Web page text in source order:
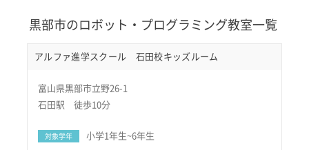
黒部市のロボット・プログラミング教室一覧
アルファ進学スクール 石田校キッズルーム
富山県黒部市立野26-1
石田駅 徒歩10分
対象学年 小学1年生~6年生